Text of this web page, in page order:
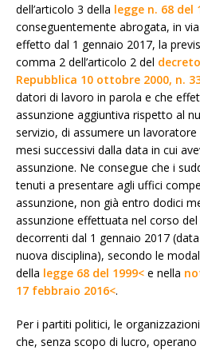
dell’articolo 3 della legge n. 68 del
conseguentemente abrogata, in
effetto dal 1 gennaio 2017, la
comma 2 dell’articolo 2 del
Repubblica 10 ottobre 2000, n.
datori di lavoro in parola e che
assunzione aggiuntiva rispetto al
servizio, di assumere un
mesi successivi dalla data in cui
assunzione. Ne consegue che i
tenuti a presentare agli uffici
assunzione, non già entro dodici
assunzione effettuata nel corso
decorrenti dal 1 gennaio 2017
nuova disciplina), secondo le
della legge 68 del 1999< e nella
17 febbraio 2016<.
Per i partiti politici, le
che, senza scopo di lucro,